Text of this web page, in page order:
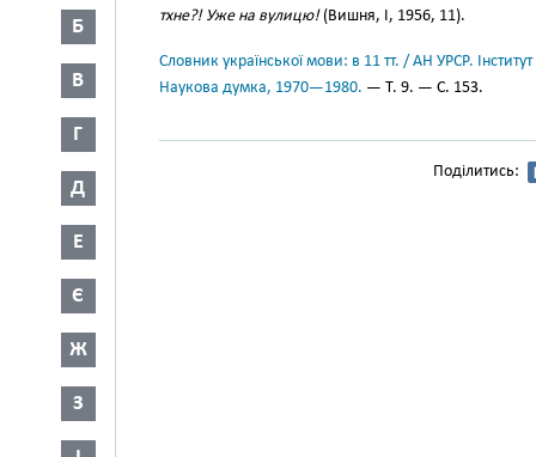
Б
В
Г
Д
Е
Є
Ж
З
тхне?! Уже на вулицю!(Вишня, І, 1956, 11).
Словник української мови: в 11 тт. / АН УРСР.
Наукова думка, 1970—1980. — Т. 9. — С. 153.
Поділитись: